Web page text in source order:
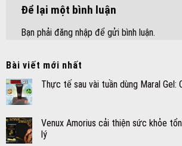
Để lại một bình luận
Bạn phải đăng nhập để gửi bình luận.
Bài viết mới nhất
Thực tế sau vài tuần dùng Maral Gel:
Venux Amorius cải thiện sức khỏe
lý